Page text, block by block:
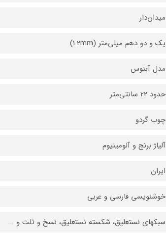
میدان‌دار
یک و دو دهم میلی‌متر (1.2mm)
مدل آبنوس
حدود 22 سانتی‌متر
چوب گردو
آلیاژ برنج و آلومینیوم
ایران
خوشنویسی فارسی و عربی
سبکهای نستعلیق، شکسته نستعلیق، نسخ و ثلث و ...